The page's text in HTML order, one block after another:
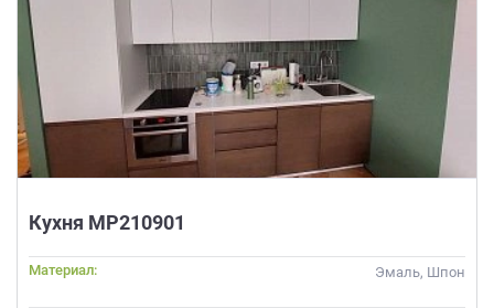
Кухня МР210901
Материал: Эмаль, Шпон